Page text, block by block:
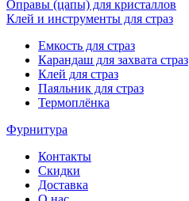
Оправы (цапы) для кристаллов
Клей и инструменты для страз
Емкость для страз
Карандаш для захвата страз
Клей для страз
Паяльник для страз
Термоплёнка
Фурнитура
Контакты
Скидки
Доставка